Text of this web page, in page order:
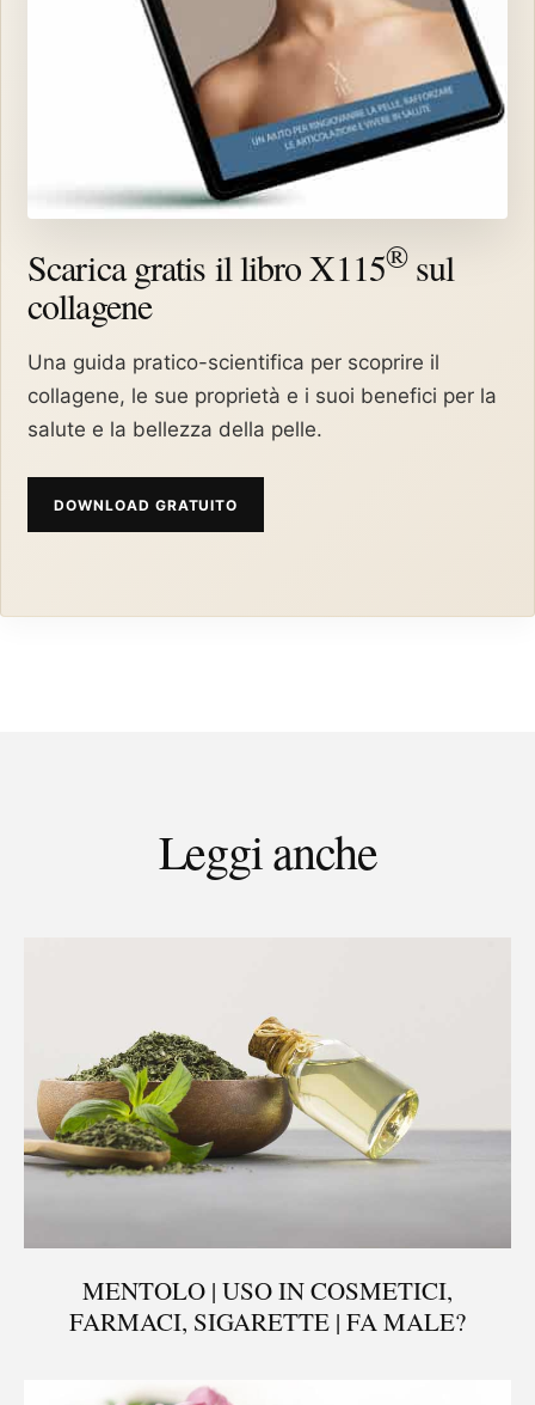
Scarica gratis il libro X115®sul
collagene
Una guida pratico-scientifica per scoprire il
collagene, le sue proprietà e i suoi benefici per la
salute e la bellezza della pelle.
DOWNLOAD GRATUITO
Leggi anche
MENTOLO | USO IN COSMETICI,
FARMACI, SIGARETTE | FA MALE?